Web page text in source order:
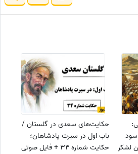
لشکر
حکایت‌های سعدی در گلستان /
باب اول در سیرت پادشاهان؛
حکایت شماره 34 + فایل صوتی